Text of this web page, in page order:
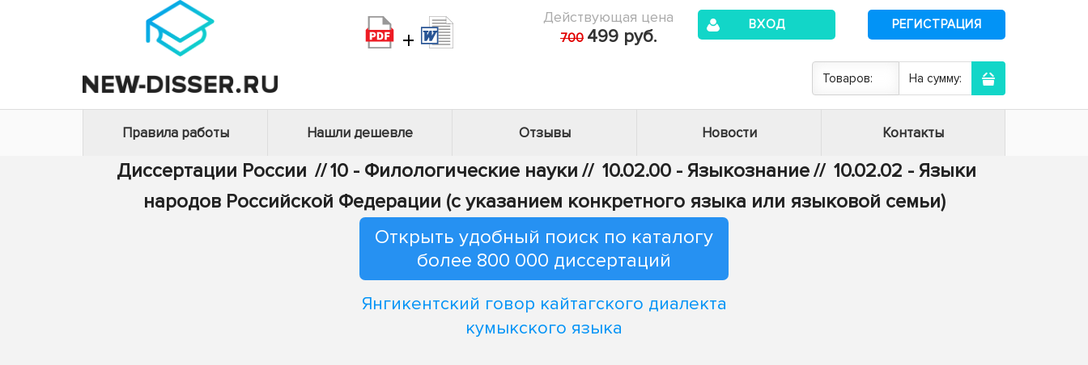
+
Действующая цена
700 499 руб.
ВХОД РЕГИСТРАЦИЯ
Товаров: На сумму:
Правила работы Нашли дешевле Отзывы Новости Контакты
Диссертации России //10 - Филологические науки // 10.02.00 - Языкознание// 10.02.02 - Языки
народов Российской Федерации (с указанием конкретного языка или языковой семьи)
Открыть удобный поиск по каталогу
более 800 000 диссертаций
Янгикентский говор кайтагского диалекта
кумыкского языка